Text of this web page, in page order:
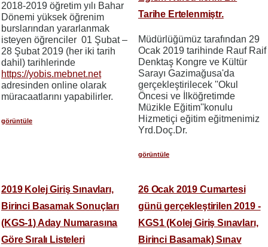
2018-2019 öğretim yılı Bahar
Dönemi yüksek öğrenim
burslarından yararlanmak
isteyen öğrenciler 01 Şubat –
28 Şubat 2019 (her iki tarih
dahil) tarihlerinde
https://yobis.mebnet.net
adresinden online olarak
müracaatlarını yapabilirler.
görüntüle
Tarihe Ertelenmiştr.
Müdürlüğümüz tarafından 29
Ocak 2019 tarihinde Rauf Raif
Denktaş Kongre ve Kültür
Sarayı Gazimağusa'da
gerçekleştirilecek ''Okul
Öncesi ve İlköğretimde
Müzikle Eğitim''konulu
Hizmetiçi eğitim eğitmenimiz
Yrd.Doç.Dr.
görüntüle
2019 Kolej Giriş Sınavları,
Birinci Basamak Sonuçları
(KGS-1) Aday Numarasına
Göre Sıralı Listeleri
26 Ocak 2019 Cumartesi
günü gerçekleştirilen 2019 -
KGS1 (Kolej Giriş Sınavları,
Birinci Basamak) Sınav